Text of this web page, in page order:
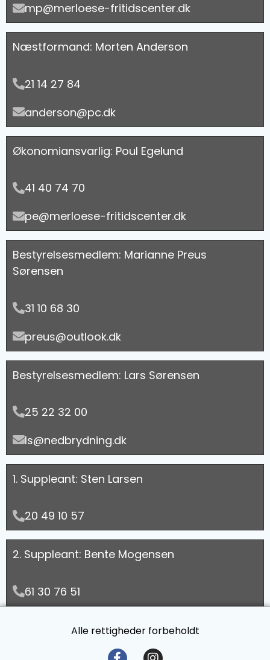
mp@merloese-fritidscenter.dk
Næstformand: Morten Anderson
21 14 27 84
anderson@pc.dk
Økonomiansvarlig: Poul Egelund
41 40 74 70
pe@merloese-fritidscenter.dk
Bestyrelsesmedlem: Marianne Preus
Sørensen
31 10 68 30
preus@outlook.dk
Bestyrelsesmedlem: Lars Sørensen
25 22 32 00
ls@nedbrydning.dk
1. Suppleant: Sten Larsen
20 49 10 57
2. Suppleant: Bente Mogensen
61 30 76 51
Alle rettigheder forbeholdt